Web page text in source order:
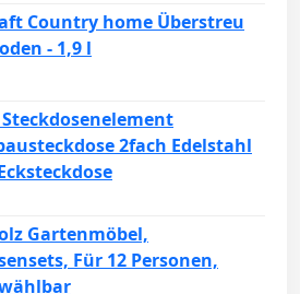
Country home Überstreu
- 1,9 l
2fach Edelstahl
Gartenmöbel,
Für 12 Personen,